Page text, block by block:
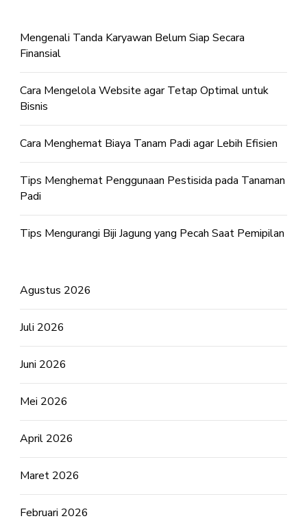
Mengenali Tanda Karyawan Belum Siap Secara
Finansial
Cara Mengelola Website agar Tetap Optimal untuk
Bisnis
Cara Menghemat Biaya Tanam Padi agar Lebih Efisien
Tips Menghemat Penggunaan Pestisida pada Tanaman
Padi
Tips Mengurangi Biji Jagung yang Pecah Saat Pemipilan
Agustus 2026
Juli 2026
Juni 2026
Mei 2026
April 2026
Maret 2026
Februari 2026